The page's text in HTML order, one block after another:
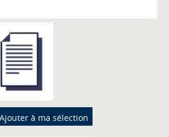
Ajouter à ma sélection